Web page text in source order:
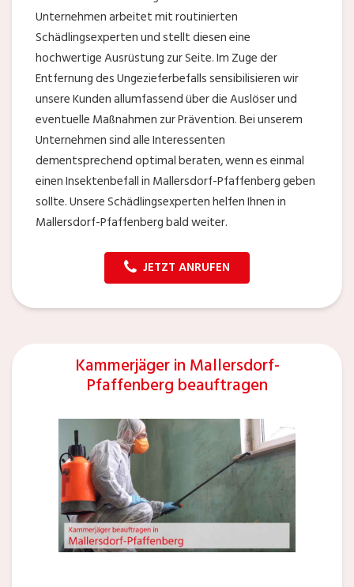
Unternehmen arbeitet mit routinierten
Schädlingsexperten und stellt diesen eine
hochwertige Ausrüstung zur Seite. Im Zuge der
Entfernung des Ungezieferbefalls sensibilisieren wir
unsere Kunden allumfassend über die Auslöser und
eventuelle Maßnahmen zur Prävention. Bei unserem
Unternehmen sind alle Interessenten
dementsprechend optimal beraten, wenn es einmal
einen Insektenbefall in Mallersdorf-Pfaffenberg geben
sollte. Unsere Schädlingsexperten helfen Ihnen in
Mallersdorf-Pfaffenberg bald weiter.
JETZT ANRUFEN
Kammerjäger in Mallersdorf-
Pfaffenberg beauftragen